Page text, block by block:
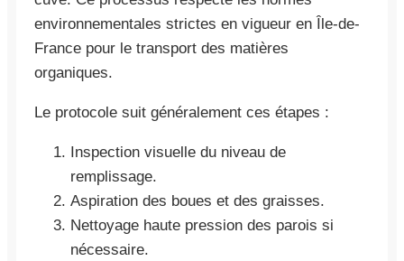
environnementales strictes en vigueur en Île-de-
France pour le transport des matières
organiques.
Le protocole suit généralement ces étapes :
Inspection visuelle du niveau de
remplissage.
Aspiration des boues et des graisses.
Nettoyage haute pression des parois si
nécessaire.